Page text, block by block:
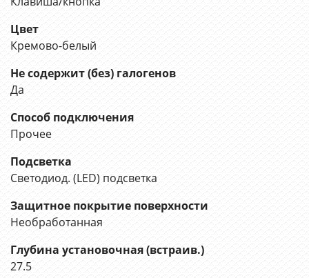
Цвет
Кремово-белый
Не содержит (без) галогенов
Да
Способ подключения
Прочее
Подсветка
Светодиод. (LED) подсветка
Защитное покрытие поверхности
Необработанная
Глубина установочная (встраив.)
27.5